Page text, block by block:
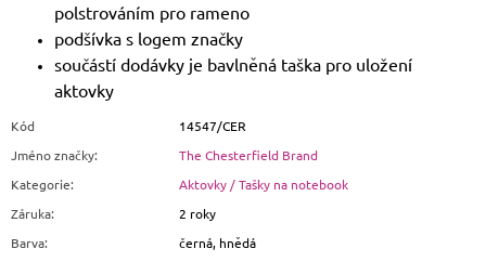
polstrováním pro rameno
podšívka s logem značky
součástí dodávky je bavlněná taška pro uložení
aktovky
Kód
14547/CER
Jméno značky:
The Chesterfield Brand
Kategorie:
Aktovky / Tašky na notebook
Záruka:
2 roky
Barva:
černá, hnědá